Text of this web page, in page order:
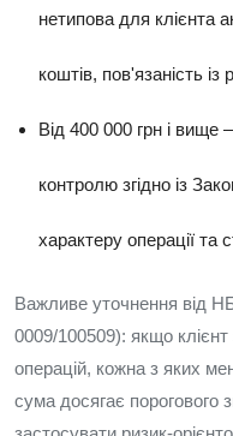
нетипова для клієнта
коштів, пов'язаність
Від 400 000 грн і вище
контролю згідно із
характеру операції та
Важливе уточнення від
0009/100509): якщо клієнт
операцій, кожна з яких
сума досягає порогового